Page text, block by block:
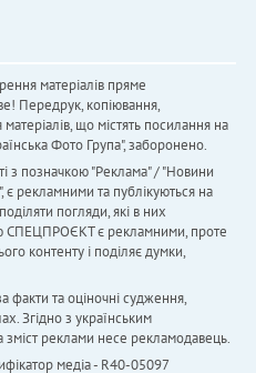
матеріалів пряме
Передрук, копіювання,
що містять посилання на
Фото Група", заборонено.
з позначкою "Реклама" / "Новини
рекламними та публікуються на
погляди, які в них
СПЕЦПРОЄКТ є рекламними, проте
контенту і поділяє думки,
факти та оціночні судження,
Згідно з українським
зміст реклами несе рекламодавець.
медіа - R40-05097